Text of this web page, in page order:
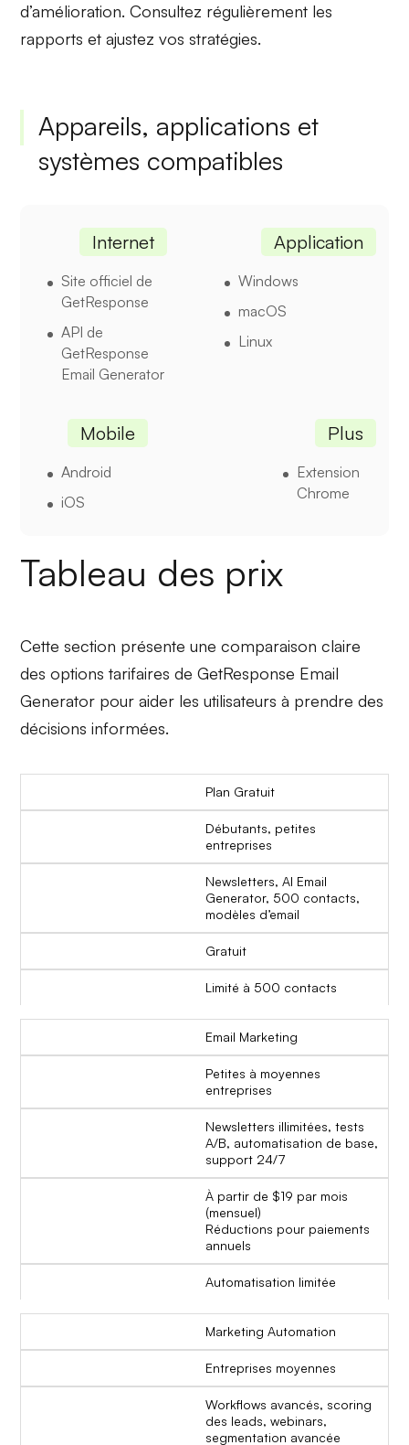
d’amélioration. Consultez régulièrement les
rapports et ajustez vos stratégies.
Appareils, applications et
systèmes compatibles
Internet
Site officiel de
GetResponse
API de
GetResponse
Email Generator
Application
Windows
macOS
Linux
Mobile
Android
iOS
Plus
Extension
Chrome
Tableau des prix
Cette section présente une comparaison claire
des options tarifaires de GetResponse Email
Generator pour aider les utilisateurs à prendre des
décisions informées.
Plan Gratuit
Débutants, petites
entreprises
Newsletters, AI Email
Generator, 500 contacts,
modèles d’email
Gratuit
Limité à 500 contacts
Email Marketing
Petites à moyennes
entreprises
Newsletters illimitées, tests
A/B, automatisation de base,
support 24/7
À partir de $19 par mois
(mensuel)
Réductions pour paiements
annuels
Automatisation limitée
Marketing Automation
Entreprises moyennes
Workflows avancés, scoring
des leads, webinars,
segmentation avancée